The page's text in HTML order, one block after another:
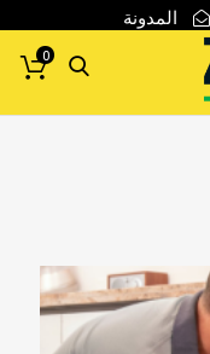
المدونة
0